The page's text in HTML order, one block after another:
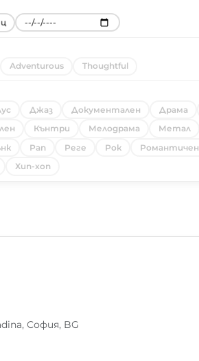
Adventurous Thoughtful
Джаз Документален Драма
Кънтри Мелодрама Метал
Рап Реге Рок Романтичен
Хип-хоп
София, BG